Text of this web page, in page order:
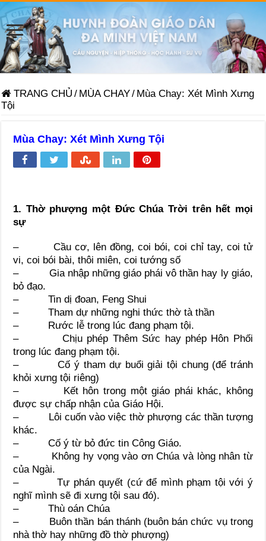
TRANG CHỦ / MÙA CHAY/ Mùa Chay: Xét Mình Xưng
Tội
Mùa Chay: Xét Mình Xưng Tội
1. Thờ phượng một Đức Chúa Trời trên hết mọi
sự
– Cầu cơ, lên đồng, coi bói, coi chỉ tay, coi tử
vi, coi bói bài, thôi miên, coi tướng số
– Gia nhập những giáo phái vô thần hay ly giáo,
bỏ đạo.
– Tin dị đoan, Feng Shui
– Tham dự những nghi thức thờ tà thần
– Rước lễ trong lúc đang phạm tội.
– Chịu phép Thêm Sức hay phép Hôn Phối
trong lúc đang phạm tội.
– Cố ý tham dự buổi giải tội chung (để tránh
khỏi xưng tội riêng)
– Kết hôn trong một giáo phái khác, không
được sự chấp nhận của Giáo Hội.
– Lôi cuốn vào việc thờ phượng các thần tượng
khác.
– Cố ý từ bỏ đức tin Công Giáo.
– Không hy vọng vào ơn Chúa và lòng nhân từ
của Ngài.
– Tự phán quyết (cứ để mình phạm tội với ý
nghĩ mình sẽ đi xưng tội sau đó).
– Thù oán Chúa
– Buôn thần bán thánh (buôn bán chức vụ trong
nhà thờ hay những đồ thờ phượng)